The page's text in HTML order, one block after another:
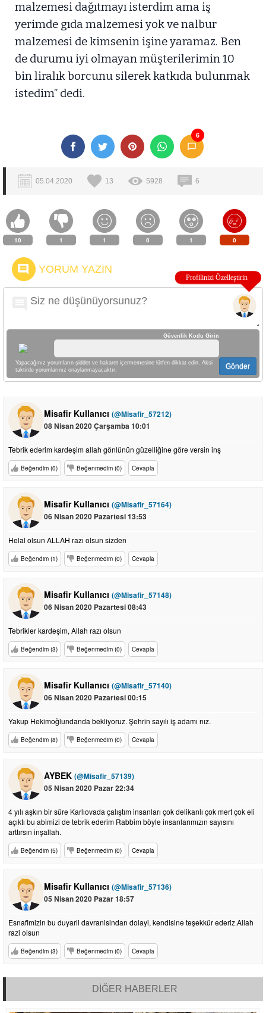
malzemesi dağıtmayı isterdim ama iş
yerimde gıda malzemesi yok ve nalbur
malzemesi de kimsenin işine yaramaz. Ben
de durumu iyi olmayan müşterilerimin 10
bin liralık borcunu silerek katkıda bulunmak
istedim” dedi.
6
05.04.2020 13 5928 6
10 1 1 0 1 0
YORUM YAZIN
Güvenlik Kodu Girin
Yapacağınız yorumların şiddet ve hakaret içermemesine lütfen dikkat edin. Aksi
taktirde yorumlarınız onaylanmayacaktır.
Gönder
Misafir Kullanıcı (@Misafir_57212)
08 Nisan 2020 Çarşamba 10:01
Tebrik ederim kardeşim allah gönlünün güzelliğine göre versin inş
Beğendim (0) Beğenmedim (0) Cevapla
Misafir Kullanıcı (@Misafir_57164)
06 Nisan 2020 Pazartesi 13:53
Helal olsun ALLAH razı olsun sizden
Beğendim (1) Beğenmedim (0) Cevapla
Misafir Kullanıcı (@Misafir_57148)
06 Nisan 2020 Pazartesi 08:43
Tebrikler kardeşim, Allah razı olsun
Beğendim (3) Beğenmedim (0) Cevapla
Misafir Kullanıcı (@Misafir_57140)
06 Nisan 2020 Pazartesi 00:15
Yakup Hekimoğlundanda bekliyoruz. Şehrin sayılı iş adamı nız.
Beğendim (8) Beğenmedim (0) Cevapla
AYBEK (@Misafir_57139)
05 Nisan 2020 Pazar 22:34
4 yılı aşkın bir süre Karlıovada çalıştım insanları çok delikanlı çok mert çok eli
açıktı bu abimizi de tebrik ederim Rabbim böyle insanlarımızın sayısını
arttırsın inşallah.
Beğendim (5) Beğenmedim (0) Cevapla
Misafir Kullanıcı (@Misafir_57136)
05 Nisan 2020 Pazar 18:57
Esnafimizin bu duyarli davranisindan dolayi, kendisine teşekkür ederiz.Allah
razi olsun
Beğendim (3) Beğenmedim (0) Cevapla
DİĞER HABERLER